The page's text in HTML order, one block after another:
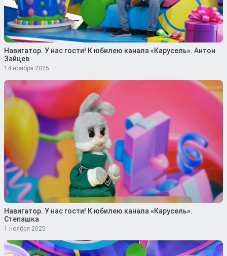
Навигатор. У нас гости! К юбилею канала «Карусель». Антон
Зайцев
14 ноября 2025
Навигатор. У нас гости! К юбилею канала «Карусель».
Степашка
1 ноября 2025